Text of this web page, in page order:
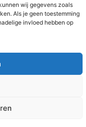
wij gegevens zoals
Als je geen toestemming
invloed hebben op
Right Reserved.​